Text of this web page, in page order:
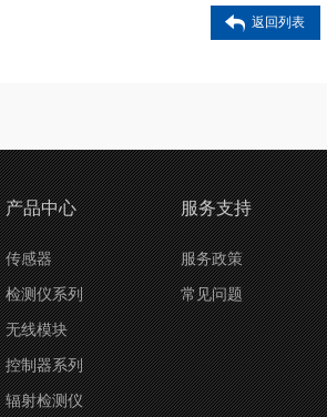
返回列表
产品中心
传感器
检测仪系列
无线模块
控制器系列
辐射检测仪
服务支持
服务政策
常见问题